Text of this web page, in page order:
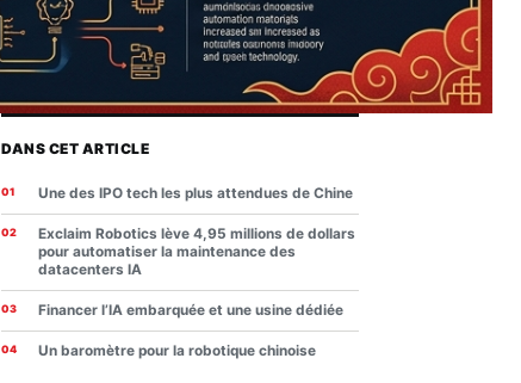
DANS CET ARTICLE
Une des IPO tech les plus attendues de Chine
Exclaim Robotics lève 4,95 millions de dollars
pour automatiser la maintenance des
datacenters IA
Financer l’IA embarquée et une usine dédiée
Un baromètre pour la robotique chinoise